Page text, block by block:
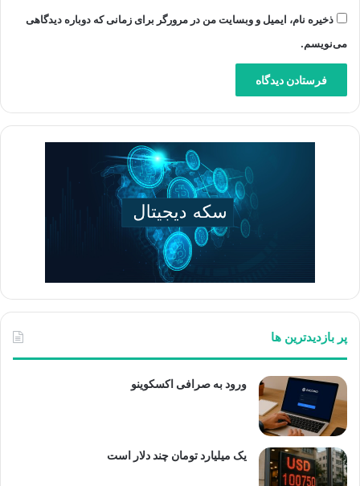
ذخیره نام، ایمیل و وبسایت من در مرورگر برای زمانی که دوباره دیدگاهی
می‌نویسم.
پر بازدیدترین ها
ورود به صرافی اکسکوینو
یک میلیارد تومان چند دلار است